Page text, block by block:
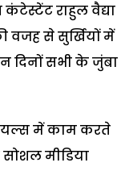
कंटेस्टेंट राहुल वैद्या
वजह से सुर्खियों में
दिनों सभी के जुंबा
में काम करते
मीडिया